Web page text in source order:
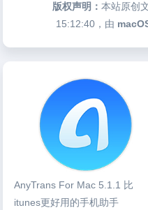
版权声明：本站原创
15:12:40 ，由
AnyTrans For Mac 5.1.1 比
itunes更好用的手机助手